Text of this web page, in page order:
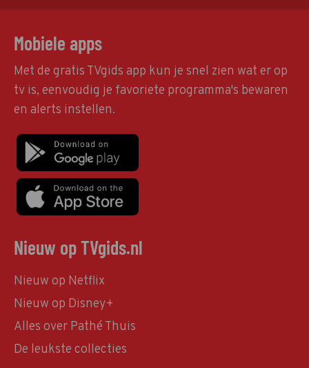
Mobiele apps
Met de gratis TVgids app kun je snel zien wat er op
tv is, eenvoudig je favoriete programma's bewaren
en alerts instellen.
Nieuw op TVgids.nl
Nieuw op Netflix
Nieuw op Disney+
Alles over Pathé Thuis
De leukste collecties